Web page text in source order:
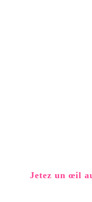
Jetez un œil